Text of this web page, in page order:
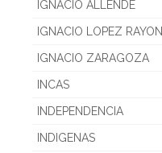
IGNACIO ALLENDE
IGNACIO LOPEZ RAYON
IGNACIO ZARAGOZA
INCAS
INDEPENDENCIA
INDIGENAS